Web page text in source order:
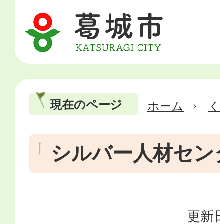
現在のページ ホーム
シルバー人材セン
更新